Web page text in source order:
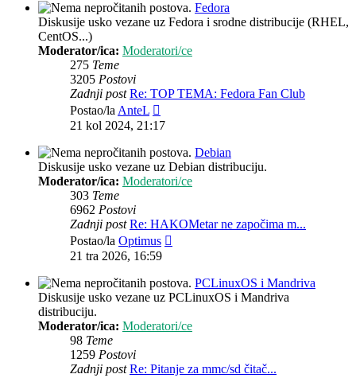
Fedora
Diskusije usko vezane uz Fedora i srodne distribucije (RHEL,
CentOS...)
Moderator/ica: Moderatori/ce
275 Teme
3205 Postovi
Zadnji post Re: TOP TEMA: Fedora Fan Club
Postao/laAnteL
post
21 kol 2024, 21:17
Debian
Diskusije usko vezane uz Debian distribuciju.
Moderator/ica: Moderatori/ce
303 Teme
6962 Postovi
Zadnji post Re: HAKOMetar ne započima m...
Postao/la Optimus
21 tra 2026, 16:59
PCLinuxOS i Mandriva
Diskusije usko vezane uz PCLinuxOS i Mandriva
distribuciju.
Moderator/ica: Moderatori/ce
98 Teme
1259 Postovi
Zadnji post Re: Pitanje za mmc/sd čitač...